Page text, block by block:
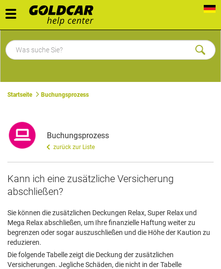
Toggle
navigation
Startseite Buchungsprozess
Buchungsprozess
zurück zur Liste
Kann ich eine zusätzliche Versicherung
abschließen?
Sie können die zusätzlichen Deckungen Relax, Super Relax und
Mega Relax abschließen, um Ihre finanzielle Haftung weiter zu
begrenzen oder sogar auszuschließen und die Höhe der Kaution zu
reduzieren.
Die folgende Tabelle zeigt die Deckung der zusätzlichen
Versicherungen. Jegliche Schäden, die nicht in der Tabelle